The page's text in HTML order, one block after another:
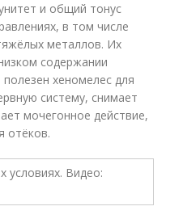
и общий тонус
в том числе
металлов. Их
содержании
хеномелес для
систему, снимает
мочегонное действие,
отёков.